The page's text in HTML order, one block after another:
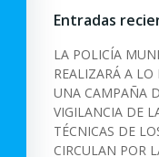
Entradas
LA POLICÍA
REALIZARÁ A LO
UNA CAMPAÑA
VIGILANCIA DE
TÉCNICAS DE
CIRCULAN POR